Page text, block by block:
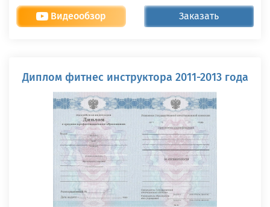
Видеообзор Заказать
Диплом фитнес инструктора 2011-2013 года